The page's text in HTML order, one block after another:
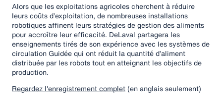
Alors que les exploitations agricoles cherchent à réduire
leurs coûts d’exploitation, de nombreuses installations
robotiques affinent leurs stratégies de gestion des aliments
pour accroître leur efficacité. DeLaval partagera les
enseignements tirés de son expérience avec les systèmes de
circulation Guidée qui ont réduit la quantité d’aliment
distribuée par les robots tout en atteignant les objectifs de
production.
Regardez l'enregistrement complet (en anglais seulement)